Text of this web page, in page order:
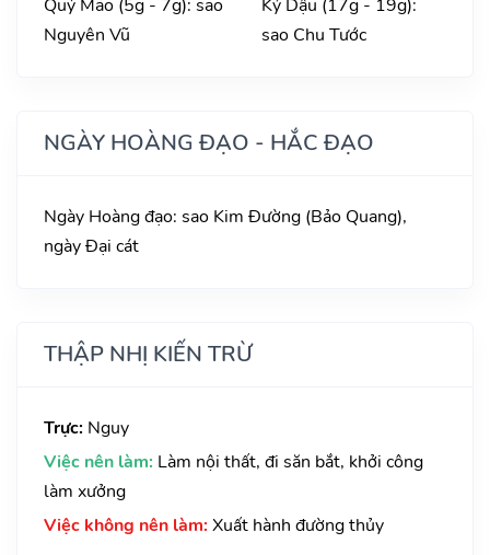
Quý Mão (5g - 7g): sao
Nguyên Vũ
Kỷ Dậu (17g - 19g):
sao Chu Tước
NGÀY HOÀNG ĐẠO - HẮC ĐẠO
Ngày Hoàng đạo: sao Kim Đường (Bảo Quang),
ngày Đại cát
THẬP NHỊ KIẾN TRỪ
Trực: Nguy
Việc nên làm: Làm nội thất, đi săn bắt, khởi công
làm xưởng
Việc không nên làm: Xuất hành đường thủy